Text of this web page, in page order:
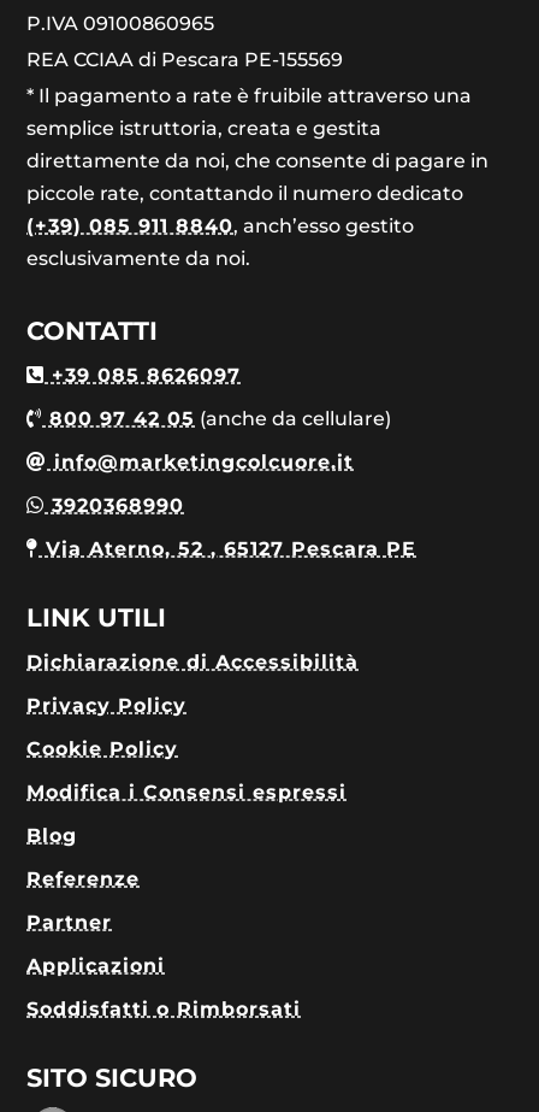
P.IVA 09100860965
REA CCIAA di Pescara PE-155569
* Il pagamento a rate è fruibile attraverso una
semplice istruttoria, creata e gestita
direttamente da noi, che consente di pagare in
piccole rate, contattando il numero dedicato
(+39) 085 911 8840, anch’esso gestito
esclusivamente da noi.
CONTATTI
+39 085 8626097
800 97 42 05 (anche da cellulare)
info@marketingcolcuore.it
3920368990
Via Aterno, 52 , 65127 Pescara PE
LINK UTILI
Dichiarazione di Accessibilità
Privacy Policy
Cookie Policy
Modifica i Consensi espressi
Blog
Referenze
Partner
Applicazioni
Soddisfatti o Rimborsati
SITO SICURO